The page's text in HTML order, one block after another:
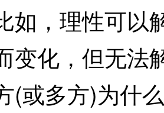
如，理性可以
变化，但无法
(或多方)为什